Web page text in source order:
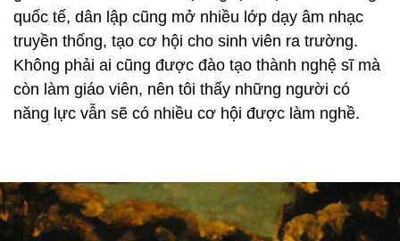
quốc tế, dân lập cũng mở nhiều lớp dạy âm nhạc
truyền thống, tạo cơ hội cho sinh viên ra trường.
Không phải ai cũng được đào tạo thành nghệ sĩ mà
còn làm giáo viên, nên tôi thấy những người có
năng lực vẫn sẽ có nhiều cơ hội được làm nghề.